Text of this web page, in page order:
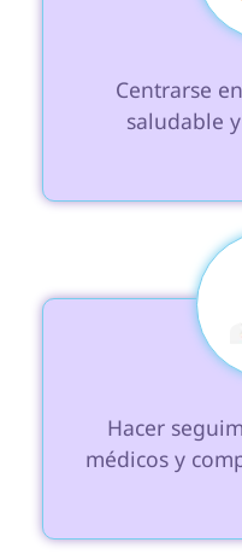
saludable
médicos y